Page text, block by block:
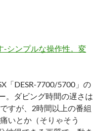
-シンプルな操作性。変
「DESR-7700/5700」の
。ダビング時間の遅さは
すが、2時間以上の番組
いとか（そりゃそう